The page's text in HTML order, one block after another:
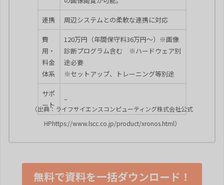
連携 周辺システムとの柔軟な連携に対応
費
用・
料金
体系
120万円（年間保守料36万円～）※画像
診断プログラム含む ※ハードウェア別
途必要
※セットアップ、トレーニング等別途
サポ
ート
–
（出典：ライフサイエンスコンピューティング株式会社公式
HPhttps://www.lscc.co.jp/product/xronos.html）
無料で資料を一括ダウンロード！